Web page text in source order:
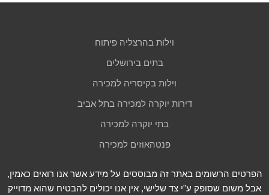
וילות בהרצליה פיתוח
בתים בירושלים
וילות בקיסריה למכירה
דירות יוקרה למכירה בתל אביב
בתי יוקרה למכירה
פנטהאוזים למכירה
הפרטים הרשומים באתר זה מבוססים על מידע אשר אנו רואים כאמין,
אבל משום שסופק ע"י צד שלישי, אין אנו יכולים להבטיח שהוא מדוייק